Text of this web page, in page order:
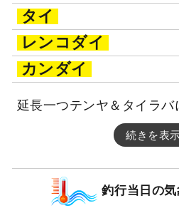
タイ
レンコダイ
カンダイ
延長一つテンヤ＆タイラバ
続きを表
釣行当日の